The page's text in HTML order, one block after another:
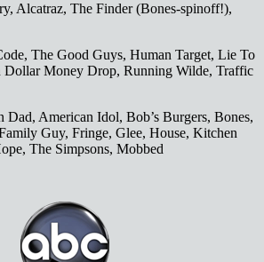
Alcatraz, The Finder (Bones-spinoff!),
The Good Guys, Human Target, Lie To
Money Drop, Running Wilde, Traffic
Dad, American Idol, Bob’s Burgers, Bones,
Guy, Fringe, Glee, House, Kitchen
The Simpsons, Mobbed